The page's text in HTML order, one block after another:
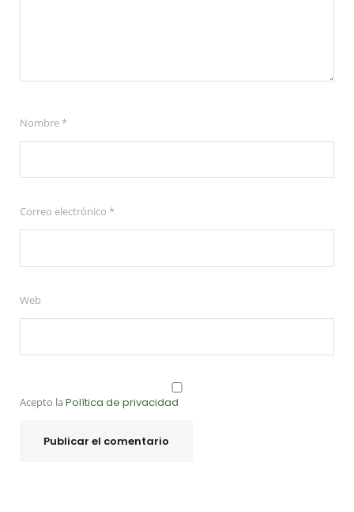
Nombre*
Correo electrónico *
Web
Acepto la Política de privacidad